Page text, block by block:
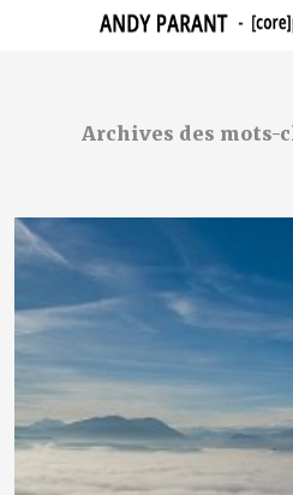
Archives des mots-